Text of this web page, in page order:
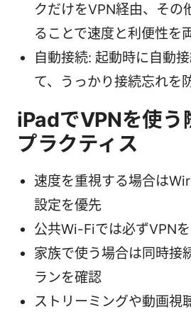
クだけをVPN経由、その
ることで速度と利便性を
自動接続: 起動時に自動
て、うっかり接続忘れを
iPadでVPNを使う
プラクティス
速度を重視する場合は
設定を優先
公共Wi-Fiでは必ずVPN
家族で使う場合は同時接
ランを確認
ストリーミングや動画視